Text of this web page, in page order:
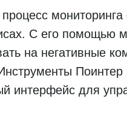
мониторинга
С его помощью
на негативные
Поинтер
интерфейс для